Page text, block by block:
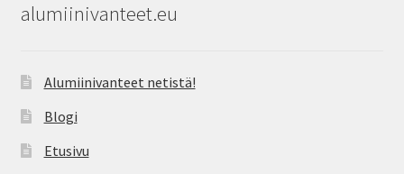
alumiinivanteet.eu
Alumiinivanteet netistä!
Blogi
Etusivu